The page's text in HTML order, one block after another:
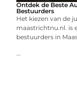
Ontdek de Beste
Bestuurders
Het kiezen van de
maastrichtnu.nl. is
bestuurders in
...